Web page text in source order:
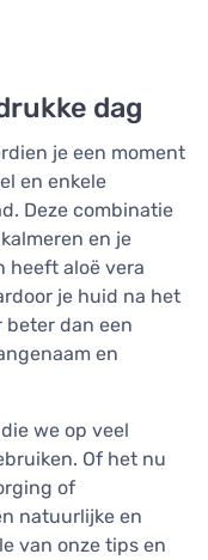
dag
je een moment
en enkele
Deze combinatie
en je
heeft aloë vera
je huid na het
beter dan een
en
we op veel
Of het nu
of
natuurlijke en
van onze tips en